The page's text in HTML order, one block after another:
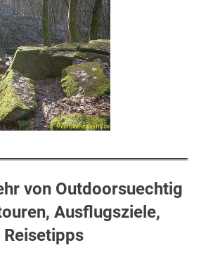
von Outdoorsuechtig
Ausflugsziele,
Reisetipps